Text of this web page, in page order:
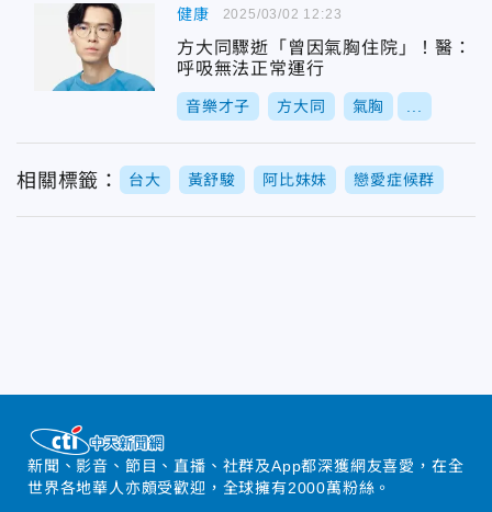
健康
方大同驟逝「曾因氣胸住院」！醫：
呼吸無法正常運行
音樂才子 方大同 氣胸
2025/03/02 12:23
相關標籤： 台大 黃舒駿 阿比妹妹 戀愛症候群
新聞、影音、節目、直播、社群及App都深獲網友喜愛，在全
世界各地華人亦頗受歡迎，全球擁有2000萬粉絲。